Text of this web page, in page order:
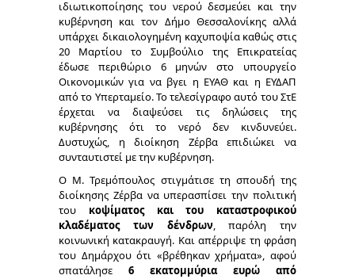
ιδιωτικοποίησης του νερού δεσμεύει και την
κυβέρνηση και τον Δήμο Θεσσαλονίκης αλλά
υπάρχει δικαιολογημένη καχυποψία καθώς στις
20 Μαρτίου το Συμβούλιο της Επικρατείας
έδωσε περιθώριο 6 μηνών στο υπουργείο
Οικονομικών για να βγει η ΕΥΑΘ και η ΕΥΔΑΠ
από το Υπερταμείο. Το τελεσίγραφο αυτό του ΣτΕ
έρχεται να διαψεύσει τις δηλώσεις της
κυβέρνησης ότι το νερό δεν κινδυνεύει.
Δυστυχώς, η διοίκηση Ζέρβα επιδιώκει να
συνταυτιστεί με την κυβέρνηση.
Ο Μ. Τρεμόπουλος στιγμάτισε τη σπουδή της
διοίκησης Ζέρβα να υπερασπίσει την πολιτική
του κοψίματος και του καταστροφικού
κλαδέματος των δένδρων, παρόλη την
κοινωνική κατακραυγή. Και απέρριψε τη φράση
του Δημάρχου ότι «βρέθηκαν χρήματα», αφού
σπατάλησε 6 εκατομμύρια ευρώ από